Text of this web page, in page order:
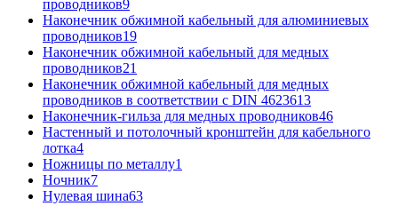
проводников9
Наконечник обжимной кабельный для алюминиевых
проводников19
Наконечник обжимной кабельный для медных
проводников21
Наконечник обжимной кабельный для медных
проводников в соответствии с DIN 4623613
Наконечник-гильза для медных проводников46
Настенный и потолочный кронштейн для кабельного
лотка4
Ножницы по металлу1
Ночник7
Нулевая шина63